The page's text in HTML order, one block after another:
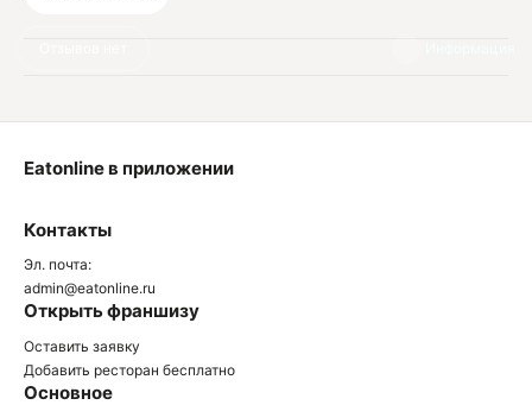
Контакты
Эл. почта:
admin@eatonline.ru
Открыть франшизу
Оставить заявку
Добавить ресторан бесплатно
Основное
Eatonline в приложении